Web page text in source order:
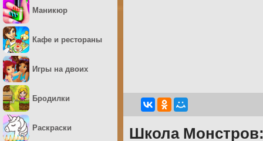
Школа
Маникюр
Кафе и рестораны
Игры на двоих
Бродилки
Раскраски